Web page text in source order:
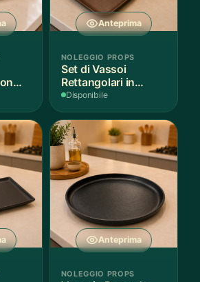
Anteprima
NOLEGGIO PROPS
Set di Vassoi
Rettangolari in
Finitura Legno
Disponibile
Anteprima
NOLEGGIO PROPS